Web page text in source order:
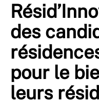
des
pour le
leurs